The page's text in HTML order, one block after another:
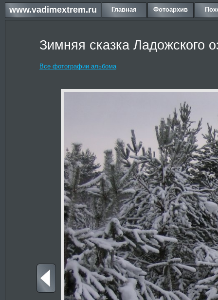
www.vadimextrem.ru Главная Фотоархив
Зимняя сказка Ладожского
Все фотографии альбома